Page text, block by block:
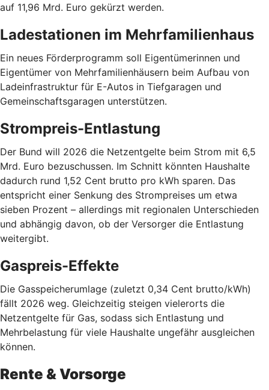
auf 11,96 Mrd. Euro gekürzt werden.
Ladestationen im Mehrfamilienhaus
Ein neues Förderprogramm soll Eigentümerinnen und
Eigentümer von Mehrfamilienhäusern beim Aufbau von
Ladeinfrastruktur für E-Autos in Tiefgaragen und
Gemeinschaftsgaragen unterstützen.
Strompreis-Entlastung
Der Bund will 2026 die Netzentgelte beim Strom mit 6,5
Mrd. Euro bezuschussen. Im Schnitt könnten Haushalte
dadurch rund 1,52 Cent brutto pro kWh sparen. Das
entspricht einer Senkung des Strompreises um etwa
sieben Prozent – allerdings mit regionalen Unterschieden
und abhängig davon, ob der Versorger die Entlastung
weitergibt.
Gaspreis-Effekte
Die Gasspeicherumlage (zuletzt 0,34 Cent brutto/kWh)
fällt 2026 weg. Gleichzeitig steigen vielerorts die
Netzentgelte für Gas, sodass sich Entlastung und
Mehrbelastung für viele Haushalte ungefähr ausgleichen
können.
Rente & Vorsorge